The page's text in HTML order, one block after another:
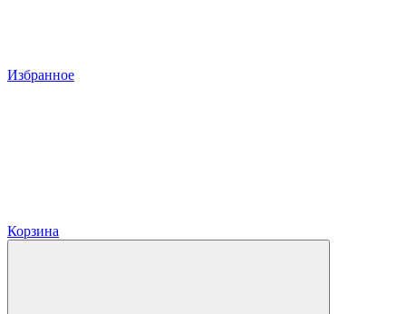
Избранное
Корзина